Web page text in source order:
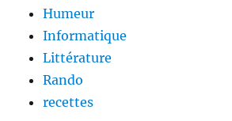
Humeur
Informatique
Littérature
Rando
recettes